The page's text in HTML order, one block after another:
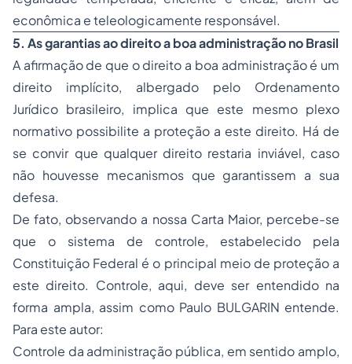
econômica e teleologicamente responsável.
5. As garantias ao direito a boa administração no Brasil
A afirmação de que o direito a boa administração é um
direito implícito, albergado pelo Ordenamento
Jurídico brasileiro, implica que este mesmo plexo
normativo possibilite a proteção a este direito. Há de
se convir que qualquer direito restaria inviável, caso
não houvesse mecanismos que garantissem a sua
defesa.
De fato, observando a nossa Carta Maior, percebe-se
que o sistema de controle, estabelecido pela
Constituição Federal é o principal meio de proteção a
este direito. Controle, aqui, deve ser entendido na
forma ampla, assim como Paulo BULGARIN entende.
Para este autor:
Controle da administração pública, em sentido amplo,